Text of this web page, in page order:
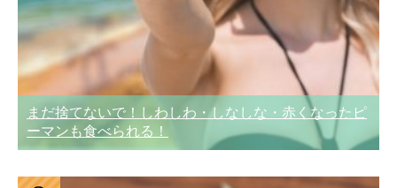
まだ捨てないで！しわしわ・しなしな・赤くなったピ
ーマンも食べられる！